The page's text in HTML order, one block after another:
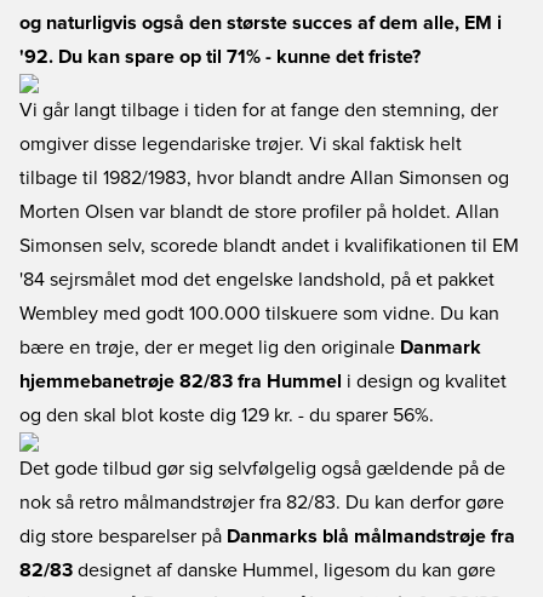
og naturligvis også den største succes af dem alle, EM i
'92. Du kan spare op til 71% - kunne det friste?
Vi går langt tilbage i tiden for at fange den stemning, der
omgiver disse legendariske trøjer. Vi skal faktisk helt
tilbage til 1982/1983, hvor blandt andre Allan Simonsen og
Morten Olsen var blandt de store profiler på holdet. Allan
Simonsen selv, scorede blandt andet i kvalifikationen til EM
'84 sejrsmålet mod det engelske landshold, på et pakket
Wembley med godt 100.000 tilskuere som vidne. Du kan
bære en trøje, der er meget lig den originale Danmark
hjemmebanetrøje 82/83 fra Hummel i design og kvalitet
og den skal blot koste dig 129 kr. - du sparer 56%.
Det gode tilbud gør sig selvfølgelig også gældende på de
nok så retro målmandstrøjer fra 82/83. Du kan derfor gøre
dig store besparelser på Danmarks blå målmandstrøje fra
82/83 designet af danske Hummel, ligesom du kan gøre